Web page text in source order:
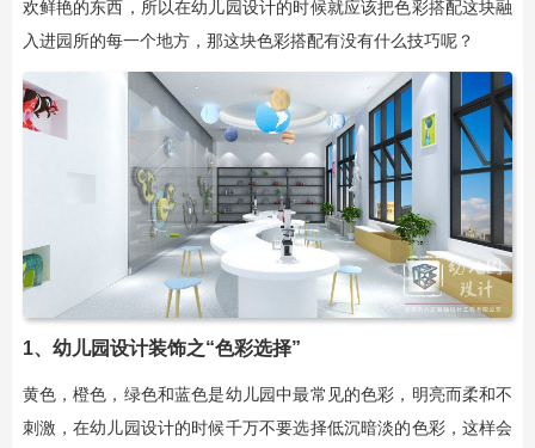
欢鲜艳的东西，所以在幼儿园设计的时候就应该把色彩搭配这块融
入进园所的每一个地方，那这块色彩搭配有没有什么技巧呢？
1、幼儿园设计装饰之“色彩选择”
黄色，橙色，绿色和蓝色是幼儿园中最常见的色彩，明亮而柔和不
刺激，在幼儿园设计的时候千万不要选择低沉暗淡的色彩，这样会